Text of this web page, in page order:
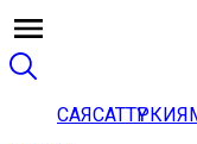
САЯСАТТҮРКИЯ